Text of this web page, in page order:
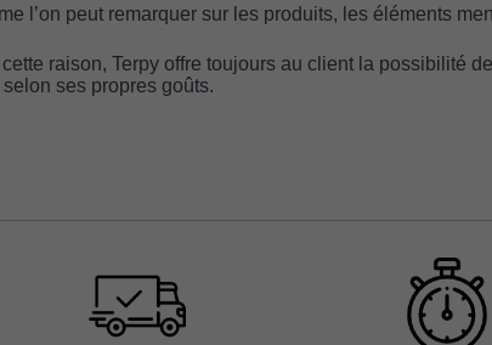
l’on peut remarquer sur les produits, les éléments
cette raison, Terpy offre toujours au client la possibilité
ses propres goûts.